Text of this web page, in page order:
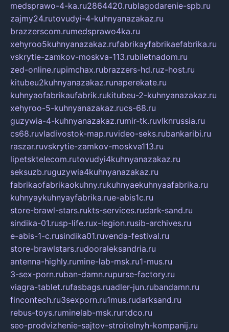
medsprawo-4-ka.ru2864420.rublagodarenie-spb.ru
zajmy24.rutovudyi-4-kuhnyanazakaz.ru
brazzerscom.rumedsprawo4ka.ru
xehyroo5kuhnyanazakaz.rufabrikayfabrikaefabrika.ru
vskrytie-zamkov-moskva-113.rubiletnadom.ru
zed-online.rupimchax.rubrazzers-hd.ruz-host.ru
kitubeu2kuhnyanazakaz.runaperekate.ru
kuhnyaofabrikaufabrik.rukitubeu-2-kuhnyanazakaz.ru
xehyroo-5-kuhnyanazakaz.rucs-68.ru
guzywia-4-kuhnyanazakaz.rumir-tk.ruvlknrussia.ru
cs68.ruvladivostok-map.ruvideo-seks.rubankaribi.ru
raszar.ruvskrytie-zamkov-moskva113.ru
lipetsktelecom.rutovudyi4kuhnyanazakaz.ru
seksuzb.ruguzywia4kuhnyanazakaz.ru
fabrikaofabrikaokuhny.rukuhnyaekuhnyaafabrika.ru
kuhnyaykuhnyayfabrika.rue-abis1c.ru
store-brawl-stars.rukts-services.rudark-sand.ru
sindika-01.rusp-life.rux-legion.rusib-archives.ru
e-abis-1-c.rusindika01.ruvenda-festival.ru
store-brawlstars.rudooraleksandria.ru
antenna-highly.rumine-lab-msk.ru1-mus.ru
3-sex-porn.ruban-damn.rupurse-factory.ru
viagra-tablet.rufasbags.ruadler-jun.rubandamn.ru
fincontech.ru3sexporn.ru1mus.rudarksand.ru
rebus-toys.ruminelab-msk.rurtdco.ru
seo-prodvizhenie-sajtov-stroitelnyh-kompanij.ru